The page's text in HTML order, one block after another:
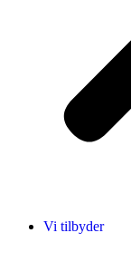
Vi tilbyder